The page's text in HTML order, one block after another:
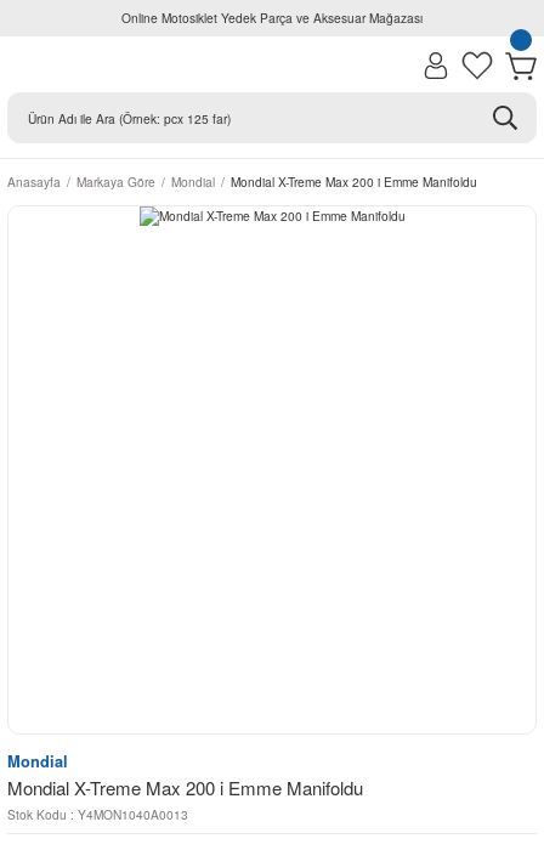
Online Motosiklet Yedek Parça ve Aksesuar Mağazası
Anasayfa Markaya Göre Mondial Mondial X-Treme Max 200 i Emme Manifoldu
Mondial
Mondial X-Treme Max 200 i Emme Manifoldu
Stok Kodu : Y4MON1040A0013